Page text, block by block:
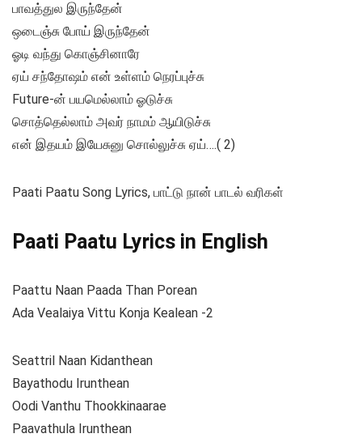
பாவத்துல இருந்தேன்
ஒடைஞ்சு போய் இருந்தேன்
ஓடி வந்து கொஞ்சினாரே
ஏய் சந்தோஷம் என் உள்ளம் நெரப்புச்சு
Future-ன் பயமெல்லாம் ஓடுச்சு
சொத்தெல்லாம் அவர் நாமம் ஆயிடுச்சு
என் இதயம் இயேசுனு சொல்லுச்சு ஏய்….( 2)
Paati Paatu Song Lyrics, பாட்டு நான் பாடல் வரிகள்
Paati Paatu Lyrics in English
Paattu Naan Paada Than Porean
Ada Vealaiya Vittu Konja Kealean -2
Seattril Naan Kidanthean
Bayathodu Irunthean
Oodi Vanthu Thookkinaarae
Paavathula Irunthean